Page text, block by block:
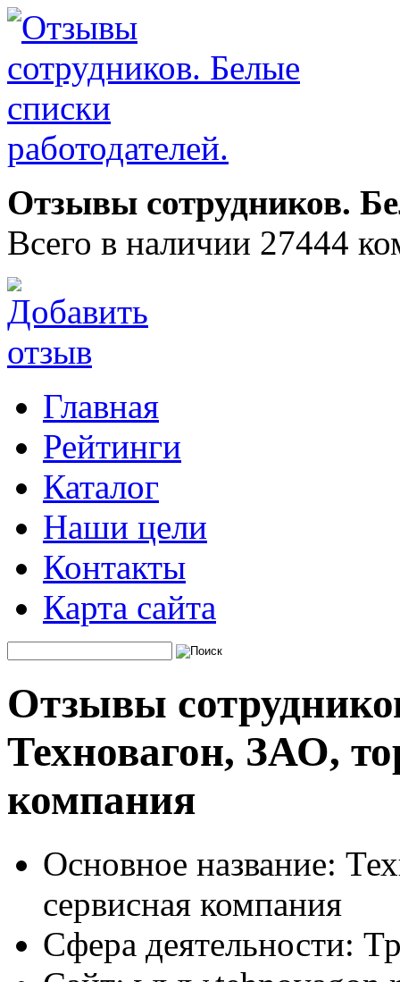
Отзывы сотрудников.
Всего в наличии 27444
Главная
Рейтинги
Каталог
Наши цели
Контакты
Карта сайта
Отзывы
Техновагон, ЗАО,
компания
Основное название:
сервисная компания
Сфера деятельности: